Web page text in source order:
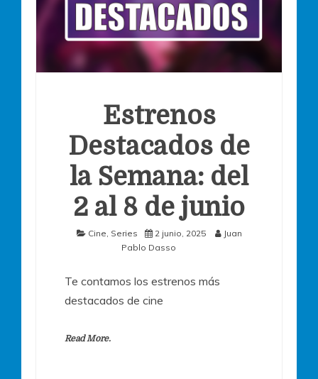
Estrenos
Destacados de
la Semana: del
2 al 8 de junio
Cine Series 2 junio, 2025
Juan
Pablo Dasso
Te contamos los estrenos más
destacados de cine
Read More.